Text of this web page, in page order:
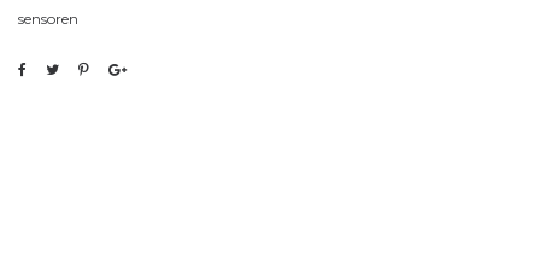
sensoren